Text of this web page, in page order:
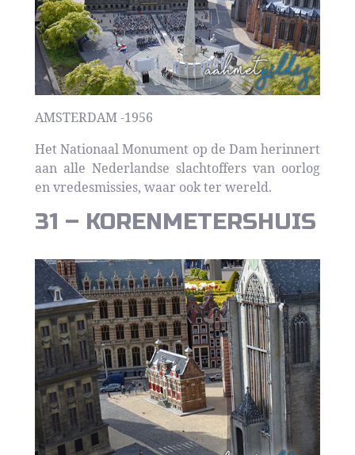
AMSTERDAM -1956
Het Nationaal Monument op de Dam herinnert
aan alle Nederlandse slachtoffers van oorlog
en vredesmissies, waar ook ter wereld.
31 – KORENMETERSHUIS